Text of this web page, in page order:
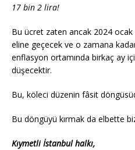
17 bin 2 lira!
Bu ücret zaten ancak 2024 ocak
eline geçecek ve o zamana
enflasyon ortamında birkaç ay
düşecektir.
Bu, köleci düzenin fâsit
Bu döngüyü kırmak da elbette
Kıymetli İstanbul halkı,